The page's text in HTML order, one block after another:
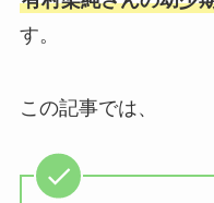
す。
この記事では、